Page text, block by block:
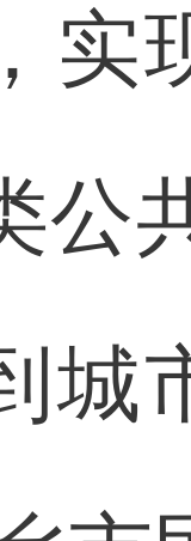
实
公
城